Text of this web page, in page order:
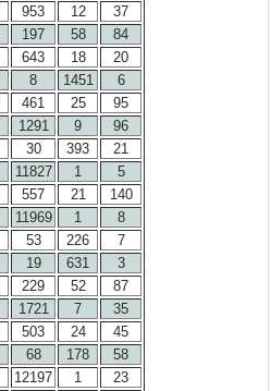
953 12
37
197 58
84
643 18
20
8 1451
6
461 25
95
1291 9
96
30 393
21
11827 1
5
557 21
140
11969 1
8
53 226
7
19 631
3
229 52
87
1721 7
35
503 24
45
68 178
58
12197 1 23